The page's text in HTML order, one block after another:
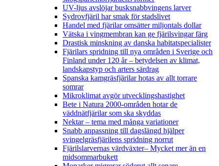
UV-ljus avslöjar busksnabbvingens larver
Sydrovfjäril har smak för stadslivet
Handel med fjärilar omsätter miljontals dollar
Vätska i vingmembran kan ge fjärilsvingar färg
Drastisk minskning av danska habitatspecialister
Fjärilars spridning till nya områden i Sverige och
Finland under 120 år– betydelsen av klimat,
landskapstyp och arters särdrag
Spanska kamgräsfjärilar hotas av allt torrare
somrar
Mikroklimat avgör utvecklingshastighet
Bete i Natura 2000-områden hotar de
väddnätfjärilar som ska skyddas
Nektar – tema med många variationer
Snabb anpassning till dagslängd hjälper
svingelgräsfjärilens spridning norrut
Fjärilslarvernas värdväxter– Mycket mer än en
midsommarbukett